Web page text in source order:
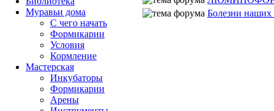
Болезни наших
Муравьи дома
С чего начать
Формикарии
Условия
Кормление
Мастерская
Инкубаторы
Формикарии
Арены